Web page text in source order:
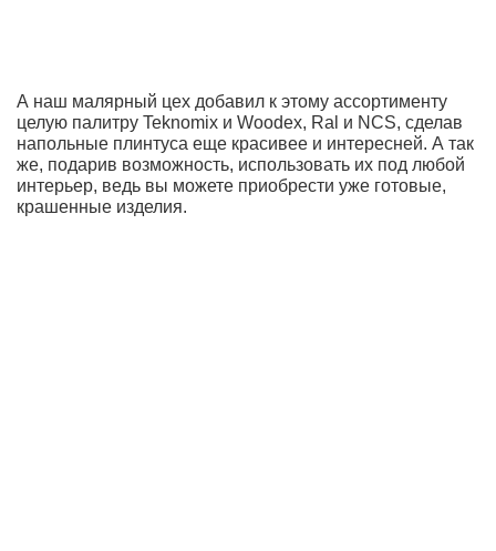
А наш малярный цех добавил к этому ассортименту
целую палитру Teknomix и Woodex, Ral и NCS, сделав
напольные плинтуса еще красивее и интересней. А так
же, подарив возможность, использовать их под любой
интерьер, ведь вы можете приобрести уже готовые,
крашенные изделия.